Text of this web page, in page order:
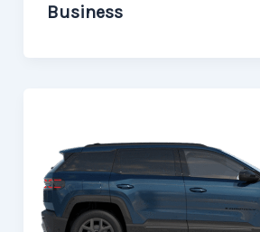
Business